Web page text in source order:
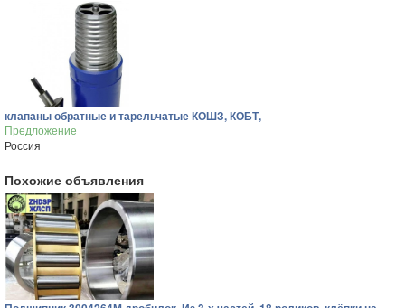
клапаны обратные и тарельчатые КОШЗ, КОБТ,
Предложение
Россия
Похожие объявления